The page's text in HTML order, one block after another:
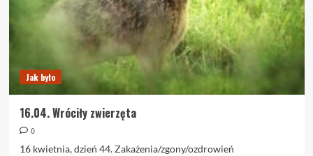
Jak było
16.04. Wróciły zwierzęta
0
16 kwietnia, dzień 44. Zakażenia/zgony/ozdrowień